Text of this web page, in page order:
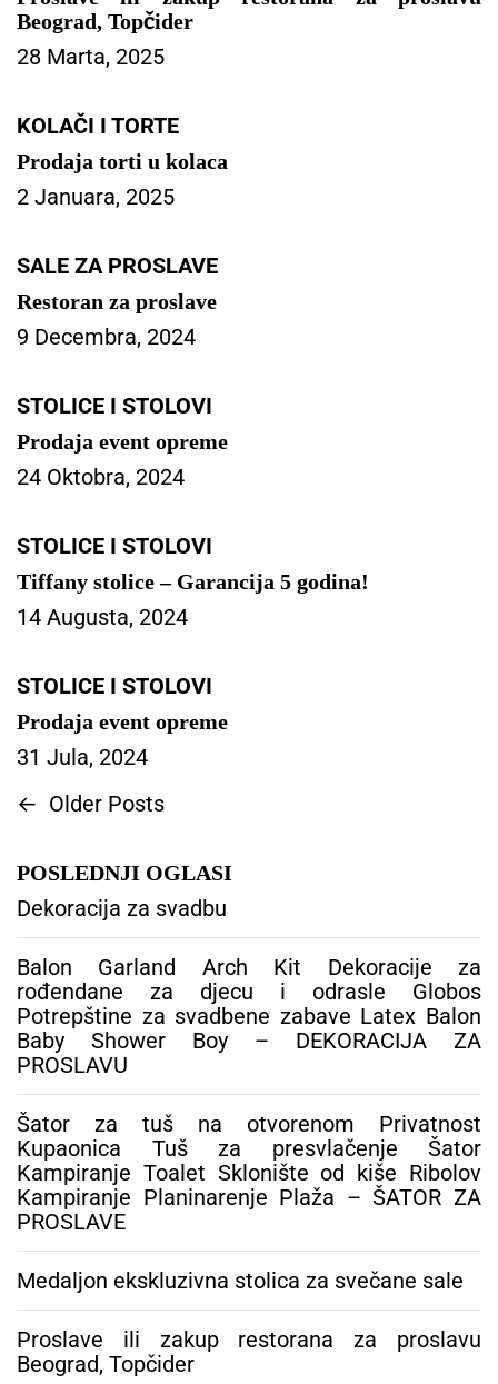
Beograd, Topčider
28 Marta, 2025
KOLAČI I TORTE
Prodaja torti u kolaca
2 Januara, 2025
SALE ZA PROSLAVE
Restoran za proslave
9 Decembra, 2024
STOLICE I STOLOVI
Prodaja event opreme
24 Oktobra, 2024
STOLICE I STOLOVI
Tiffany stolice – Garancija 5 godina!
14 Augusta, 2024
STOLICE I STOLOVI
Prodaja event opreme
31 Jula, 2024
N
i
g
i
j
a
č
l
a
n
c
i
m
a
← Older Posts
POSLEDNJI OGLASI
Dekoracija za svadbu
Balon Garland Arch Kit Dekoracije za
rođendane za djecu i odrasle Globos
Potrepštine za svadbene zabave Latex Balon
Baby Shower Boy – DEKORACIJA ZA
PROSLAVU
Šator za tuš na otvorenom Privatnost
Kupaonica Tuš za presvlačenje Šator
Kampiranje Toalet Sklonište od kiše Ribolov
Kampiranje Planinarenje Plaža – ŠATOR ZA
PROSLAVE
Medaljon ekskluzivna stolica za svečane sale
Proslave ili zakup restorana za proslavu
Beograd, Topčider